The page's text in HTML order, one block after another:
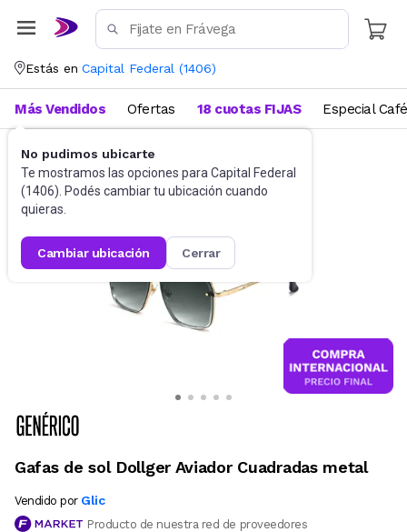
Estás en Capital Federal (1406)
No pudimos ubicarte
Te mostramos las opciones para Capital Federal
(1406). Podés cambiar tu ubicación cuando
quieras.
cambiar ubicación cerrar
Más Vendidos Ofertas 18 cuotas FIJAS Especial Café
Accesorios Anteojos de sol
Gafas de sol Dollger Aviador Cuadradas metal
Vendido por Glic
Producto de nuestra red de proveedores